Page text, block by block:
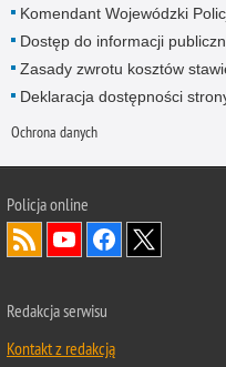
Komendant Wojewódzki
Dostęp do informacji
Zasady zwrotu kosztów
Deklaracja dostępności
Ochrona danych
Policja online
Redakcja serwisu
Kontakt z redakcją